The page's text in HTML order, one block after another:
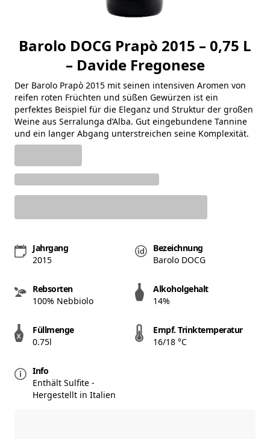
Barolo DOCG Prapò 2015 – 0,75 L
– Davide Fregonese
Der Barolo Prapò 2015 mit seinen intensiven Aromen von
reifen roten Früchten und süßen Gewürzen ist ein
perfektes Beispiel für die Eleganz und Struktur der großen
Weine aus Serralunga d’Alba. Gut eingebundene Tannine
und ein langer Abgang unterstreichen seine Komplexität.
Jahrgang
2015
Bezeichnung
Barolo DOCG
Rebsorten
100% Nebbiolo
Alkoholgehalt
14%
Füllmenge
0.75l
Empf. Trinktemperatur
16/18 °C
Info
Enthält Sulfite -
Hergestellt in Italien